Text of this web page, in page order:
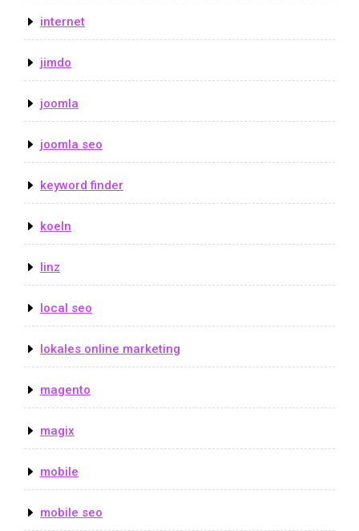
internet
jimdo
joomla
joomla seo
keyword finder
koeln
linz
local seo
lokales online marketing
magento
magix
mobile
mobile seo